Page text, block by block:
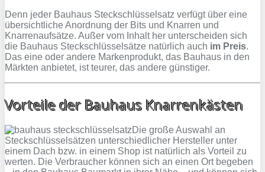
Denn jeder Bauhaus Steckschlüsselsatz verfügt über eine
übersichtliche Anordnung der Bits und Knarren und
Knarrenaufsätze. Außer vom Inhalt her unterscheiden sich
die Bauhaus Steckschlüsselsätze natürlich auch im Preis.
Das eine oder andere Markenprodukt, das Bauhaus in den
Märkten anbietet, ist teurer, das andere günstiger.
Vorteile der Bauhaus Knarrenkästen
Die große Auswahl an
Steckschlüsselsätzen unterschiedlicher Hersteller unter
einem Dach bzw. in einem Shop ist natürlich als Vorteil zu
werten. Die Verbraucher können sich an einen Ort begeben